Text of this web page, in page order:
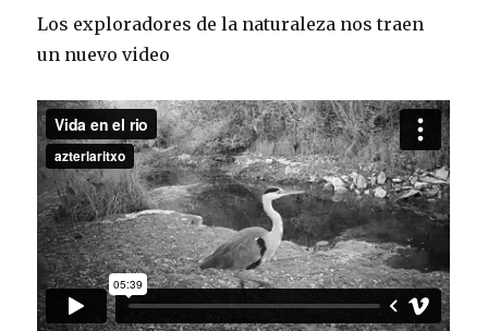
Los exploradores de la naturaleza nos traen
un nuevo video